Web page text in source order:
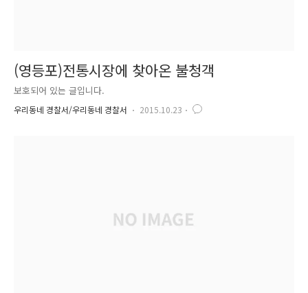
(영등포)전통시장에 찾아온 불청객
보호되어 있는 글입니다.
우리동네 경찰서/우리동네 경찰서 2015.10.23